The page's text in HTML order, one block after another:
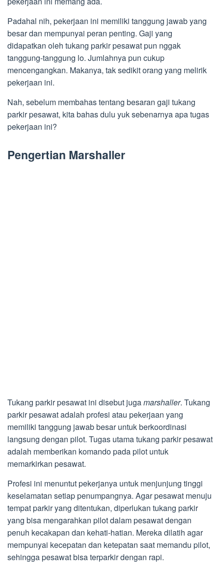
Padahal nih, pekerjaan ini memiliki tanggung jawab yang
besar dan mempunyai peran penting. Gaji yang
didapatkan oleh tukang parkir pesawat pun nggak
tanggung-tanggung lo. Jumlahnya pun cukup
mencengangkan. Makanya, tak sedikit orang yang melirik
pekerjaan ini.
Nah, sebelum membahas tentang besaran gaji tukang
parkir pesawat, kita bahas dulu yuk sebenarnya apa tugas
pekerjaan ini?
Pengertian Marshaller
Tukang parkir pesawat ini disebut jugamarshaller. Tukang
parkir pesawat adalah profesi atau pekerjaan yang
memiliki tanggung jawab besar untuk berkoordinasi
langsung dengan pilot. Tugas utama tukang parkir pesawat
adalah memberikan komando pada pilot untuk
memarkirkan pesawat.
Profesi ini menuntut pekerjanya untuk menjunjung tinggi
keselamatan setiap penumpangnya. Agar pesawat menuju
tempat parkir yang ditentukan, diperlukan tukang parkir
yang bisa mengarahkan pilot dalam pesawat dengan
penuh kecakapan dan kehati-hatian. Mereka dilatih agar
mempunyai kecepatan dan ketepatan saat memandu pilot,
sehingga pesawat bisa terparkir dengan rapi.